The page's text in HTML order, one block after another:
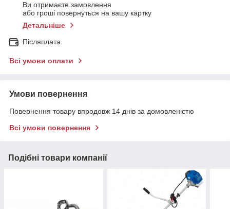
Ви отримаєте замовлення
або гроші повернуться на вашу картку
Детальніше
Післяплата
Всі умови оплати
Умови повернення
Повернення товару впродовж 14 днів за домовленістю
Всі умови повернення
Подібні товари компанії